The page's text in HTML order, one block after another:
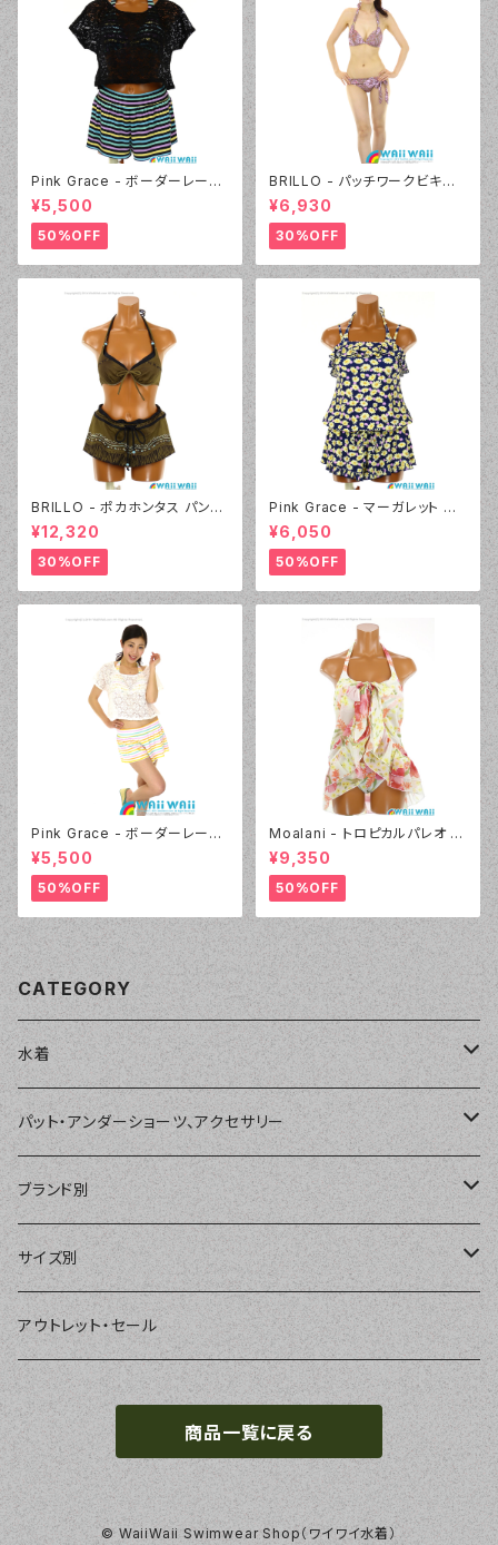
Pink Grace - ボーダーレース
フリル 4点セット（4817 - 05:ブ
ラック）
¥5,500
50%OFF
BRILLO - パッチワークビキニ
（3309 - 12:ピンク）
¥6,930
30%OFF
BRILLO - ポカホンタス パンツ
¥12,320
30%OFF
Pink Grace - マーガレット ロ
ンパース3点セット（4804 - 75:
ネイビーブルー）
¥6,050
50%OFF
Pink Grace - ボーダーレース
フリル 4点セット（4817 - 01:ホ
ワイト）
¥5,500
50%OFF
Moalani - トロピカルパレオ 3
点セット（3608 - 01:ホワイト）
¥9,350
50%OFF
CATEGORY
水着
単品
ショートパンツ、ボードショーツ
パーカー、ラッシュパーカー
ラッシュガード、ジャケット
ワンピース・モノキニ
ナチュラルタンキニ
ナチュラルタンキニ
2点セット
4点セット
3点セット
パット・アンダーショーツ、アクセサリー
パット
アンダーショーツ
アクセサリー
ブランド別
BEACH QUEEN
MILSQUR
Sweet Flavor
LIP SERVICE
EMODA
サイズ別
フリー
7号
9号
M11号
アウトレット・セール
商品一覧に戻る
© WaiiWaii Swimwear Shop（ワイワイ水着）